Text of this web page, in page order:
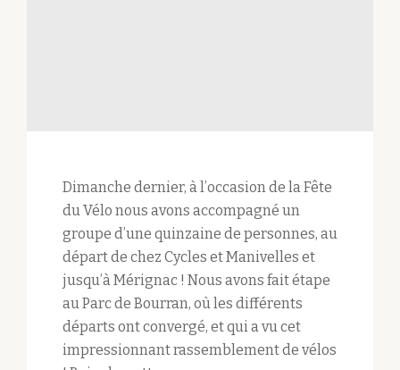
Dimanche dernier, à l’occasion de la Fête
du Vélo nous avons accompagné un
groupe d’une quinzaine de personnes, au
départ de chez Cycles et Manivelles et
jusqu’à Mérignac ! Nous avons fait étape
au Parc de Bourran, où les différents
départs ont convergé, et qui a vu cet
impressionnant rassemblement de vélos